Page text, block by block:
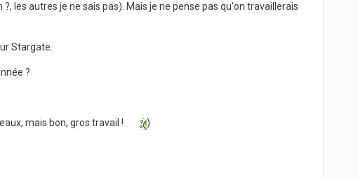
les autres je ne sais pas). Mais je ne pense pas qu'on travaillerais
Stargate.
?
mais bon, gros travail ! )